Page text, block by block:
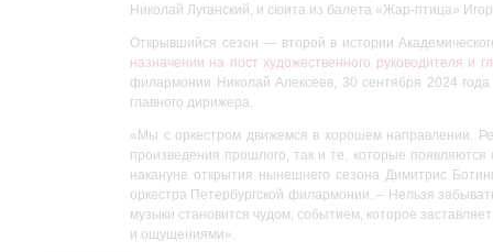
Николай Луганский, и сюита из балета «Жар-птица»
Открывшийся сезон — второй в истории
назначении на пост художественного руководителя и
филармонии Николай Алексеев, 30 сентября 2024
главного дирижера.
«Мы с оркестром движемся в хорошем направлении.
произведения прошлого, так и те, которые
накануне открытия нынешнего сезона Димитрис
оркестра Петербургской филармонии. – Нельзя
музыки становится чудом, событием, которое
и ощущениями».